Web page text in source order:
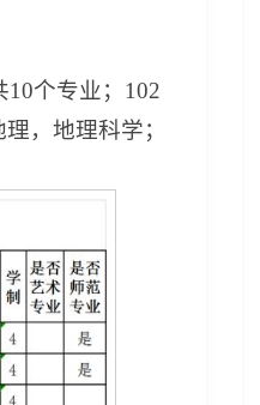
10个专业；102
，地理科学；